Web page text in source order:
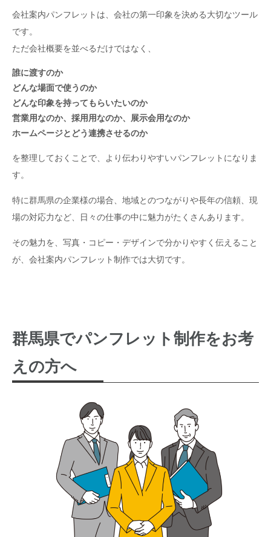
会社案内パンフレットは、会社の第一印象を決める大切なツール
です。
ただ会社概要を並べるだけではなく、
誰に渡すのか
どんな場面で使うのか
どんな印象を持ってもらいたいのか
営業用なのか、採用用なのか、展示会用なのか
ホームページとどう連携させるのか
を整理しておくことで、より伝わりやすいパンフレットになりま
す。
特に群馬県の企業様の場合、地域とのつながりや長年の信頼、現
場の対応力など、日々の仕事の中に魅力がたくさんあります。
その魅力を、写真・コピー・デザインで分かりやすく伝えること
が、会社案内パンフレット制作では大切です。
群馬県でパンフレット制作をお考
えの方へ